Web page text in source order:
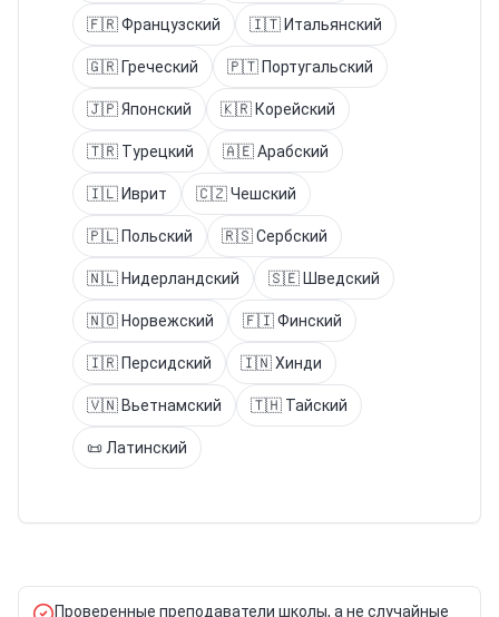
🇫🇷Французский 🇮🇹 Итальянский
🇬🇷 Греческий 🇵🇹 Португальский
🇯🇵Японский 🇰🇷 Корейский
🇹🇷 Турецкий 🇦🇪Арабский
🇮🇱 Иврит 🇨🇿Чешский
🇵🇱 Польский 🇷🇸Сербский
🇳🇱 Нидерландский 🇸🇪 Шведский
🇳🇴 Норвежский 🇫🇮Финский
🇮🇷 Персидский 🇮🇳Хинди
🇻🇳 Вьетнамский 🇹🇭 Тайский
📜 Латинский
Проверенные преподаватели школы, а не случайные